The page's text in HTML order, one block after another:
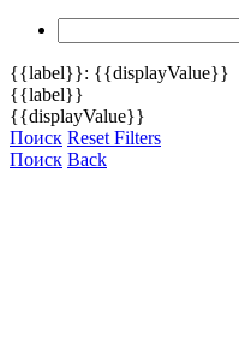
{{label}}: {{displayValue}}
{{label}}
{{displayValue}}
Поиск Reset Filters
Поиск Back